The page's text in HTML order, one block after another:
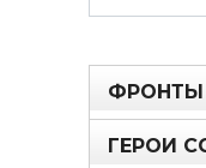
for:
ФРОНТЫ
ГЕРОИ